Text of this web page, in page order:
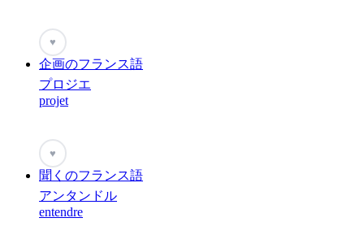
♥
企画のフランス語
プロジエ
projet
♥
聞くのフランス語
アンタンドル
entendre